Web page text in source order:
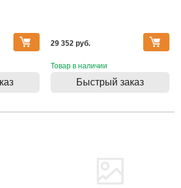
29 352 pуб.
Товар в наличии
Быстрый заказ